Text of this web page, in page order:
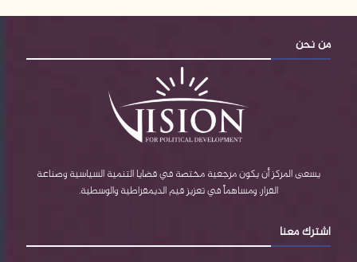
س
ب
o
u
b
e
o
d
P
r
e
س
ق
ر
ا
م
ت
ب
من نحن
يسعى المركز أن يكون مرجعية مختصة في قضايا التنمية السياسية وصناعة
القرار، ومساهماً في تعزيز قيم الديمقراطية والوسطية.
اشترك معنا